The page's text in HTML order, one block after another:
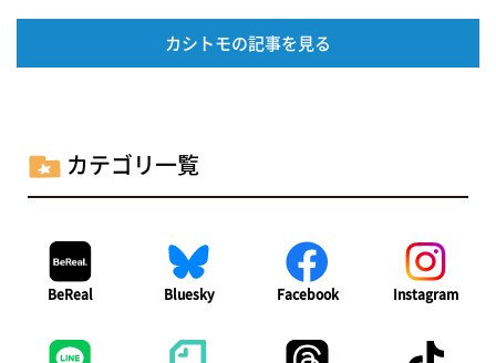
カシトモの記事を見る
カテゴリ一覧
BeReal Bluesky Facebook Instagram